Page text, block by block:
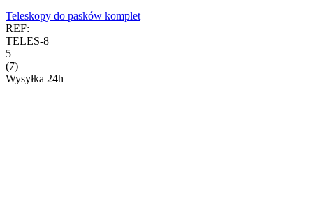
Teleskopy do pasków komplet
REF:
TELES-8
5
(7)
Wysyłka 24h